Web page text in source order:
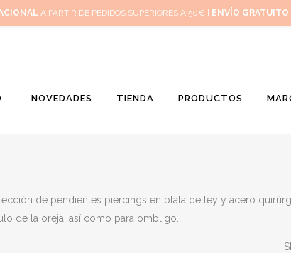
NOVEDADES TIENDA PRODUCTOS
de pendientes piercings en plata de ley y acero
de la oreja, así como para ombligo.
A PARTIR DE PEDIDOS SUPERIORES A 50€ | ENVÍO GRATUITO